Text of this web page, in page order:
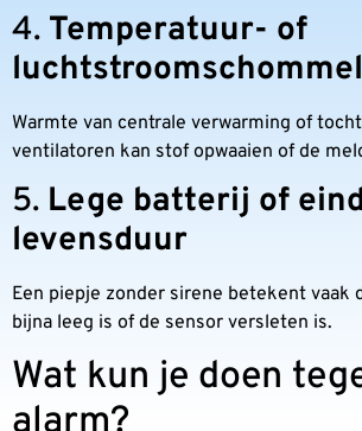
4. Temperatuur- of
Warmte van centrale verwarming of
ventilatoren kan stof opwaaien of de
5. Lege batterij of
levensduur
Een piepje zonder sirene betekent vaak
bijna leeg is of de sensor versleten is.
Wat kun je doen